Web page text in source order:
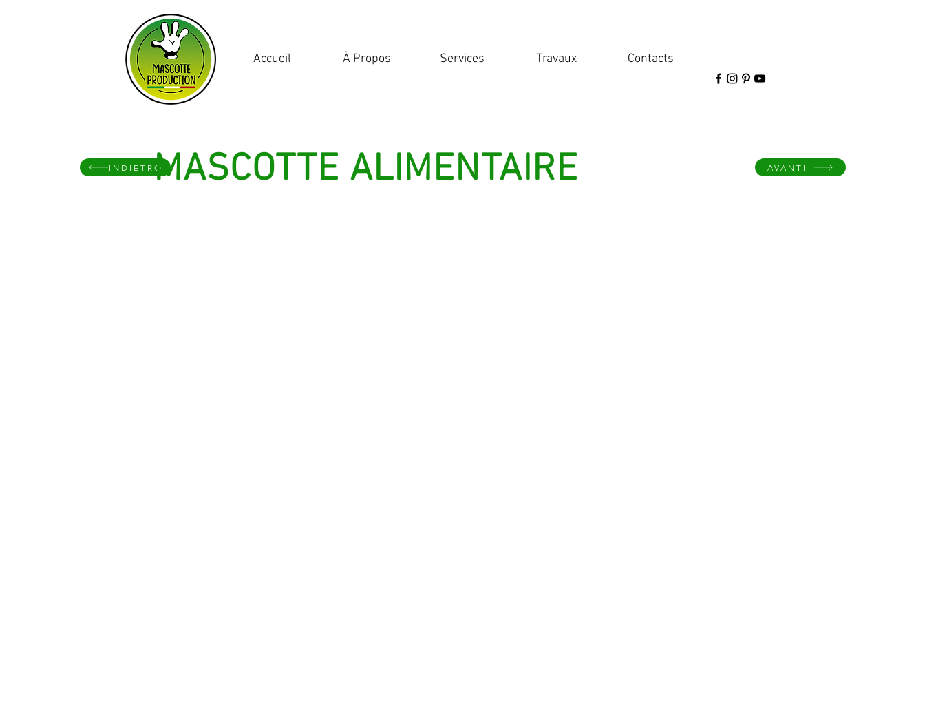
Accueil À Propos Services Travaux Contacts
INDIETROMASCOTTE ALIMENTAIRE AVANTI